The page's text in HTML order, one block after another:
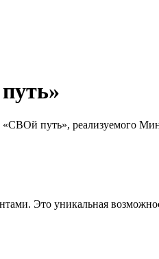
«СВОй путь», реализуемого
Это уникальная